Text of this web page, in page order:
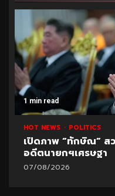
1 min read
HOT NEWS POLITICS
เปิดภาพ “ทักษิณ” ส
อดีตนายกฯเศรษฐา
07/08/2026